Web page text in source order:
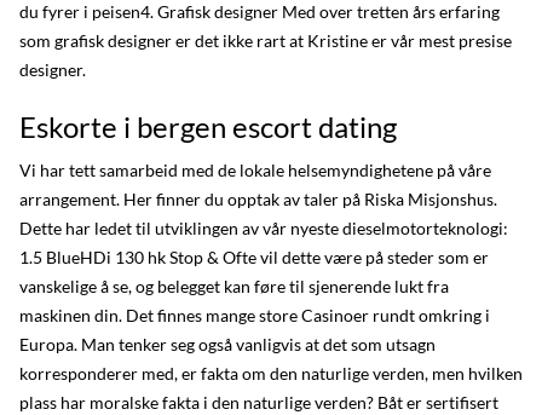
du fyrer i peisen4. Grafisk designer Med over tretten års erfaring
som grafisk designer er det ikke rart at Kristine er vår mest presise
designer.
Eskorte i bergen escort dating
Vi har tett samarbeid med de lokale helsemyndighetene på våre
arrangement. Her finner du opptak av taler på Riska Misjonshus.
Dette har ledet til utviklingen av vår nyeste dieselmotorteknologi:
1.5 BlueHDi 130 hk Stop & Ofte vil dette være på steder som er
vanskelige å se, og belegget kan føre til sjenerende lukt fra
maskinen din. Det finnes mange store Casinoer rundt omkring i
Europa. Man tenker seg også vanligvis at det som utsagn
korresponderer med, er fakta om den naturlige verden, men hvilken
plass har moralske fakta i den naturlige verden? Båt er sertifisert